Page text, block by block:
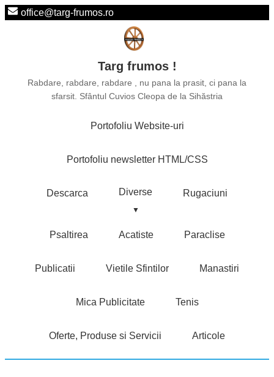
office@targ-frumos.ro
Targ frumos !
Rabdare, rabdare, rabdare , nu pana la prasit, ci pana la
sfarsit. Sfântul Cuvios Cleopa de la Sihăstria
Portofoliu Website-uri
Portofoliu newsletter HTML/CSS
Descarca Diverse Rugaciuni
Psaltirea Acatiste Paraclise
Publicatii Vietile Sfintilor Manastiri
Mica Publicitate Tenis
Oferte, Produse si Servicii Articole